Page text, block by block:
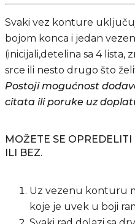
Svaki vez konture
bojom konca i jedan
(inicijali,detelina sa 4 lista,
srce ili nesto drugo što
Postoji mogućnost
citata ili poruke uz
MOŽETE SE
ILI BEZ.
Uz vezenu konturu
koje je uvek u boji